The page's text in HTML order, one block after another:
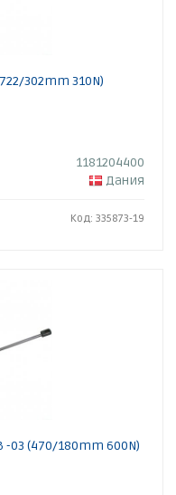
302mm 310N)
1181204400
Дания
Код: 335873-19
-03 (470/180mm 600N)